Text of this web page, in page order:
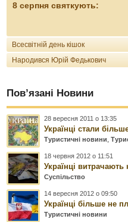
8 серпня святкують:
Всесвітній день кішок
Народився Юрій Федькович
Пов’язані Новини
28 вересня 2011 о 13:35
Українці стали
Туристичні новини ,
18 червня 2012 о 11:51
Українці
Суспільство
14 вересня 2012 о 09:50
Українці більше не
Туристичні новини